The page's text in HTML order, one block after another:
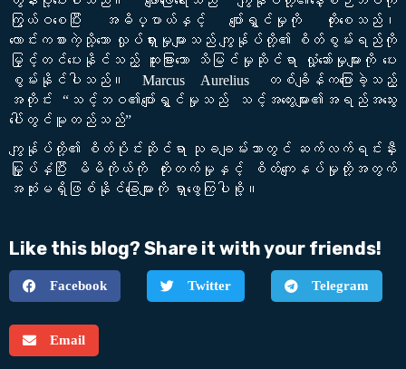
ကြွယ်ဝစေပြီး အဓိပ္ပာယ်နှင့် ပျော်ရွှင်မှုကို တိုးစေသည်၊
လောင်းကစားကဲ့သို့သော လှုပ်ရှားမှုများသည် ကျွန်ုပ်တို့၏ စိတ်စွမ်းရည်ကို
မြှင့်တင်ပေးနိုင်သည့် ထူးခြားသော သိမြင်မှုဆိုင်ရာ လှုံ့ဆော်မှုများကို ပေး
စွမ်းနိုင်ပါသည်။ Marcus Aurelius တစ်ချိန်ကပြောခဲ့သည့်
အတိုင်း “သင့်ဘဝ၏ပျော်ရွှင်မှုသည် သင့်အတွေးများ၏အရည်အသွေး
ပေါ်တွင်မူတည်သည်”
ကျွန်ုပ်တို့၏ စိတ်ပိုင်းဆိုင်ရာ သုခချမ်းသာတွင် ဆက်လက်ရင်းနှီး
မြှုပ်နှံပြီး မိမိကိုယ်ကို တိုးတက်မှုနှင့် စိတ်ကျေနပ်မှုတို့အတွက်
အဆုံးမရှိဖြစ်နိုင်ခြေများကို ရှာဖွေကြပါစို့။
Like this blog? Share it with your friends!
Facebook Twitter Telegram
Email